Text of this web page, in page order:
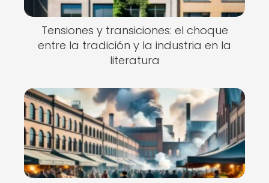
Tensiones y transiciones: el choque
entre la tradición y la industria en la
literatura